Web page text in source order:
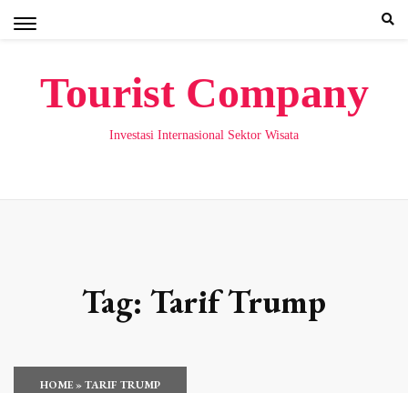
Tourist Company
Investasi Internasional Sektor Wisata
Tag: Tarif Trump
HOME»TARIF TRUMP